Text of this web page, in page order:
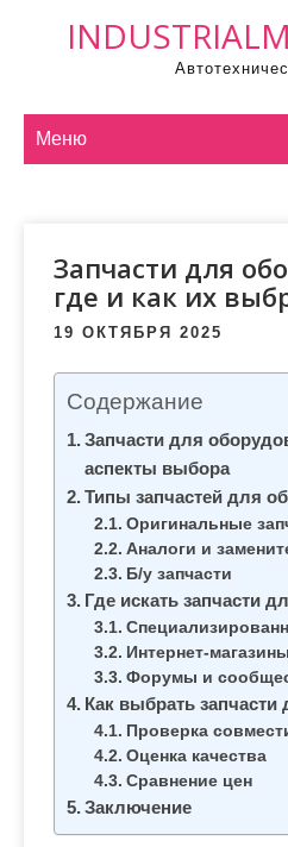
Меню
Запчасти для
где и как их
19 ОКТЯБРЯ 2025
Содержание
Запчасти для
аспекты выбора
Типы запчастей для
Оригинальные
Аналоги и
Б/у запчасти
Где искать запчасти
Интернет-магазины
Форумы и
Как выбрать
Проверка
Оценка качества
Сравнение цен
Заключение